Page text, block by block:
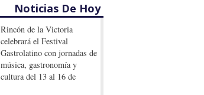
Noticias De Hoy
Rincón de la Victoria
celebrará el Festival
Gastrolatino con jornadas de
música, gastronomía y
cultura del 13 al 16 de